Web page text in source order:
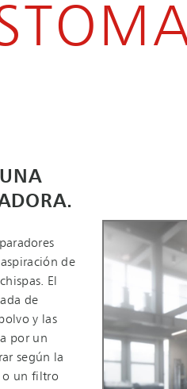
de
El
de
y las
por un
según la
o un filtro